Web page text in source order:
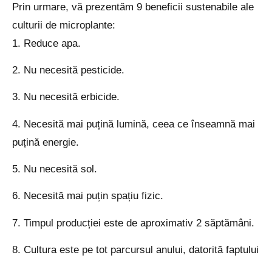
Prin urmare, vă prezentăm 9 beneficii sustenabile ale
culturii de microplante:
1. Reduce apa.
2. Nu necesită pesticide.
3. Nu necesită erbicide.
4. Necesită mai puțină lumină, ceea ce înseamnă mai
puțină energie.
5. Nu necesită sol.
6. Necesită mai puțin spațiu fizic.
7. Timpul producției este de aproximativ 2 săptămâni.
8. Cultura este pe tot parcursul anului, datorită faptului